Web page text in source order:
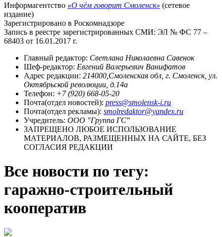
Информагентство «О чём говорит Смоленск» (сетевое
издание)
Зарегистрировано в Роскомнадзоре
Запись в реестре зарегистрированных СМИ: ЭЛ № ФС 77 –
68403 от 16.01.2017 г.
Главный редактор: Светлана Николаевна Савенок
Шеф-редактор: Евгений Валерьевич Ванифатов
Адрес редакции: 214000,Смоленская обл, г. Смоленск, ул.
Октябрьской революции, д.14а
Телефон: +7 (920) 668-05-20
Почта(отдел новостей): press@smolensk-i.ru
Почта(отдел рекламы): smolredaktor@yandex.ru
Учредитель: ООО "Группа ГС"
ЗАПРЕЩЕНО ЛЮБОЕ ИСПОЛЬЗОВАНИЕ
МАТЕРИАЛОВ, РАЗМЕЩЕННЫХ НА САЙТЕ, БЕЗ
СОГЛАСИЯ РЕДАКЦИИ
Все новости по тегу:
гаражно-строительный
кооператив